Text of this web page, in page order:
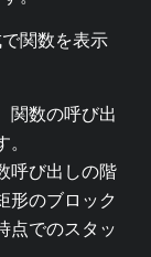
関数を表示
関数の呼び出
呼び出しの階
形のブロック
点でのスタッ